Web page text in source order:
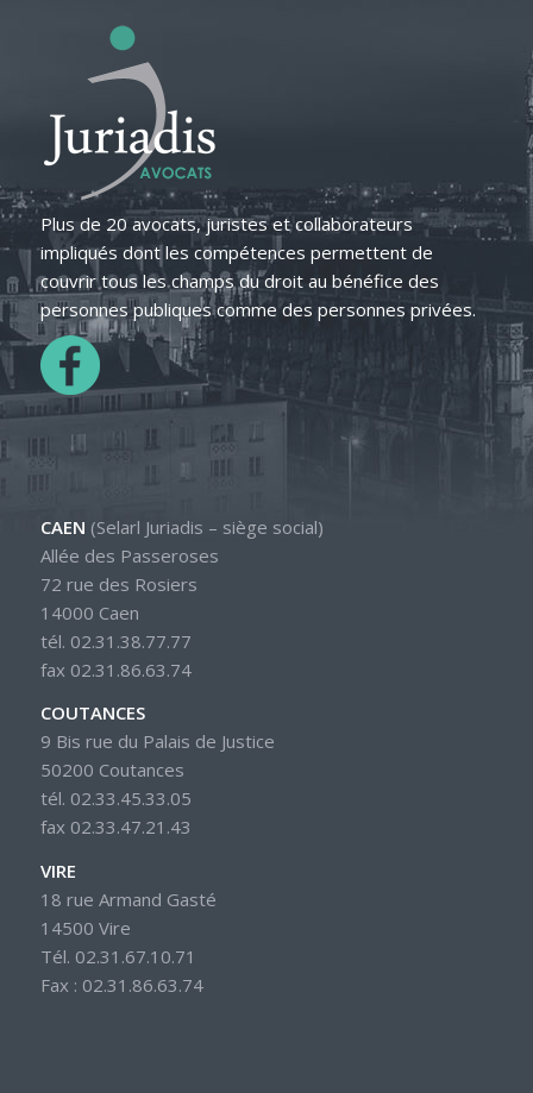
Plus de 20 avocats, juristes et collaborateurs
impliqués dont les compétences permettent de
couvrir tous les champs du droit au bénéfice des
personnes publiques comme des personnes privées.
CAEN (Selarl Juriadis – siège social)
Allée des Passeroses
72 rue des Rosiers
14000 Caen
tél. 02.31.38.77.77
fax 02.31.86.63.74
COUTANCES
9 Bis rue du Palais de Justice
50200 Coutances
tél. 02.33.45.33.05
fax 02.33.47.21.43
VIRE
18 rue Armand Gasté
14500 Vire
Tél. 02.31.67.10.71
Fax : 02.31.86.63.74